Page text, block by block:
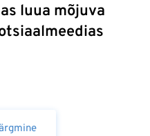
luua mõjuva